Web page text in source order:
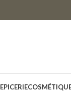
EPICERIE